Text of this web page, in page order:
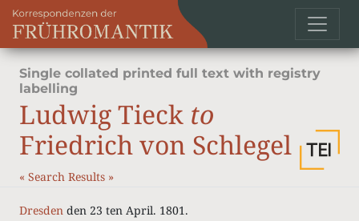
Single collated printed full text with registry
labelling
Ludwig Tieck to
Friedrich von Schlegel
« Search Results »
Dresden den 23 ten April. 1801.